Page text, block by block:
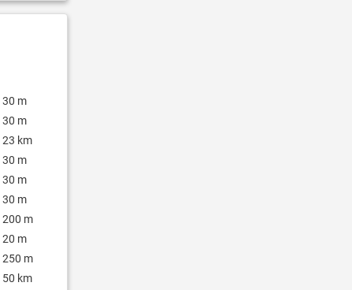
30 m
30 m
23 km
30 m
30 m
30 m
200 m
20 m
250 m
50 km